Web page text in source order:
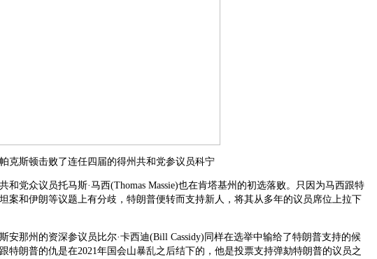
克斯顿击败了连任四届的得州共和党参议员科宁
和党众议员托马斯·马西(Thomas Massie)也在肯塔基州的初选落败。只因为马西跟特
案和伊朗等议题上有分歧，特朗普便转而支持新人，将其从多年的议员席位上拉下
安那州的资深参议员比尔·卡西迪(Bill Cassidy)同样在选举中输给了特朗普支持的候
特朗普的仇是在2021年国会山暴乱之后结下的，他是投票支持弹劾特朗普的议员之